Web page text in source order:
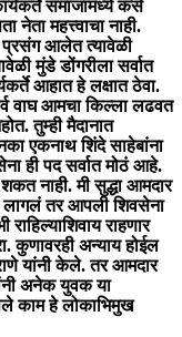
समाजामध्ये कसे
नेता महत्त्वाचा नाही.
प्रसंग आलेत त्यावेळी
मुंडे डोंगरीला सर्वात
आहात हे लक्षात ठेवा.
वाघ आमचा किल्ला लढवत
तुम्ही मैदानात
एकनाथ शिंदे साहेबांना
ही पद सर्वात मोठं आहे.
नाही. मी सुद्धा आमदार
तर आपली शिवसेना
राहणार
कुणावरही अन्याय होईल
यांनी केले. तर आमदार
अनेक युवक या
काम हे लोकाभिमुख